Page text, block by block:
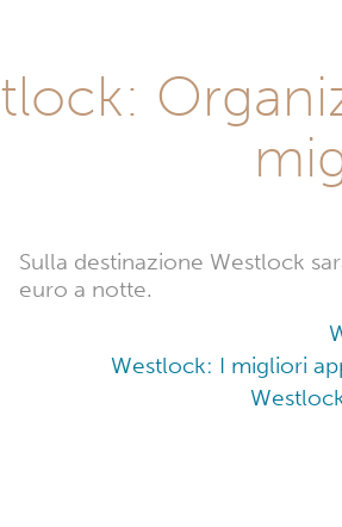
Sulla destinazione Westlock
euro a notte.
Westlock: I migliori